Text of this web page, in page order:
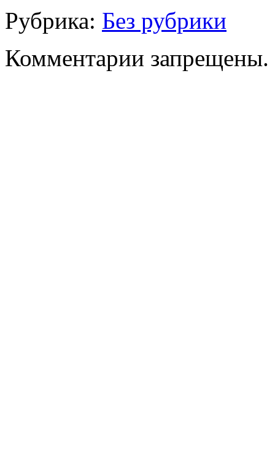
Рубрика: Без рубрики
Комментарии запрещены.